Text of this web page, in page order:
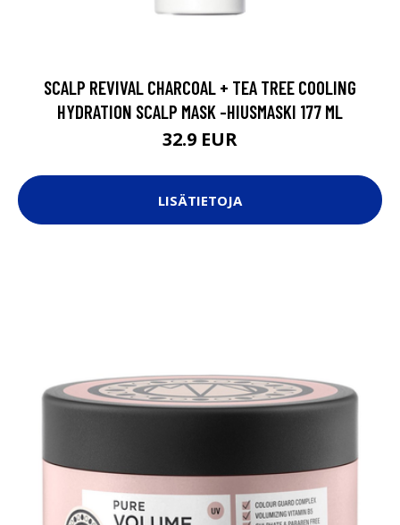
SCALP REVIVAL CHARCOAL + TEA TREE COOLING
HYDRATION SCALP MASK -HIUSMASKI 177 ML
32.9 EUR
LISÄTIETOJA